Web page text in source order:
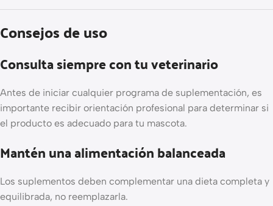
Consejos de uso
Consulta siempre con tu veterinario
Antes de iniciar cualquier programa de suplementación, es
importante recibir orientación profesional para determinar si
el producto es adecuado para tu mascota.
Mantén una alimentación balanceada
Los suplementos deben complementar una dieta completa y
equilibrada, no reemplazarla.